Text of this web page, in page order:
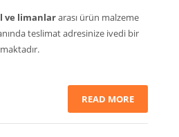
ve limanlararası ürün malzeme
teslimat adresinize ivedi bir
READ MORE